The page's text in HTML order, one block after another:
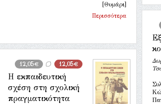
[Θυμάρι]
Περισσότερα
12,05€ 12,05€
Η εκπαιδευτική
σχέση στη σχολική
πραγματικότητα